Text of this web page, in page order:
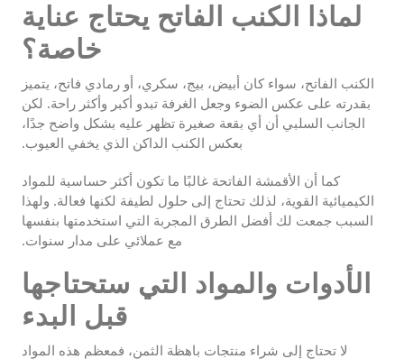
لماذا الكنب الفاتح يحتاج عناية
خاصة؟
الكنب الفاتح، سواء كان أبيض، بيج، سكري، أو رمادي فاتح، يتميز
بقدرته على عكس الضوء وجعل الغرفة تبدو أكبر وأكثر راحة. لكن
الجانب السلبي أن أي بقعة صغيرة تظهر عليه بشكل واضح جدًا،
بعكس الكنب الداكن الذي يخفي العيوب.
كما أن الأقمشة الفاتحة غالبًا ما تكون أكثر حساسية للمواد
الكيميائية القوية، لذلك تحتاج إلى حلول لطيفة لكنها فعالة. ولهذا
السبب جمعت لك أفضل الطرق المجربة التي استخدمتها بنفسها
مع عملائي على مدار سنوات.
الأدوات والمواد التي ستحتاجها
قبل البدء
لا تحتاج إلى شراء منتجات باهظة الثمن، فمعظم هذه المواد